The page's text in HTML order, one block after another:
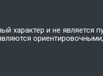
характер и не